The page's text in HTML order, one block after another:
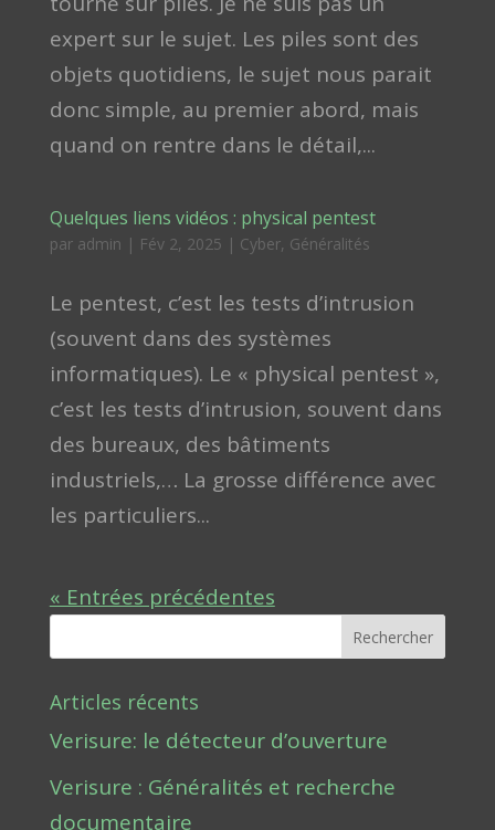
expert sur le sujet. Les piles sont des
objets quotidiens, le sujet nous parait
donc simple, au premier abord, mais
quand on rentre dans le détail,...
Quelques liens vidéos : physical pentest
par admin | Fév 2, 2025 | Cyber, Généralités
Le pentest, c’est les tests d’intrusion
(souvent dans des systèmes
informatiques). Le « physical pentest »,
c’est les tests d’intrusion, souvent dans
des bureaux, des bâtiments
industriels,… La grosse différence avec
les particuliers...
« Entrées précédentes
Rechercher
Articles récents
Verisure: le détecteur d’ouverture
Verisure : Généralités et recherche
documentaire